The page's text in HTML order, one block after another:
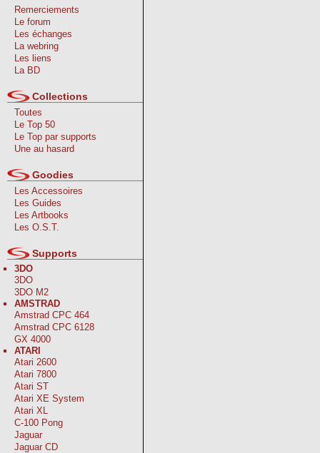
Remerciements
Le forum
Les échanges
La webring
Les liens
La BD
Collections
Toutes
Le Top 50
Le Top par supports
Une au hasard
Goodies
Les Accessoires
Les Guides
Les Artbooks
Les O.S.T.
Supports
3DO
3DO
3DO M2
AMSTRAD
Amstrad CPC 464
Amstrad CPC 6128
GX 4000
ATARI
Atari 2600
Atari 7800
Atari ST
Atari XE System
Atari XL
C-100 Pong
Jaguar
Jaguar CD